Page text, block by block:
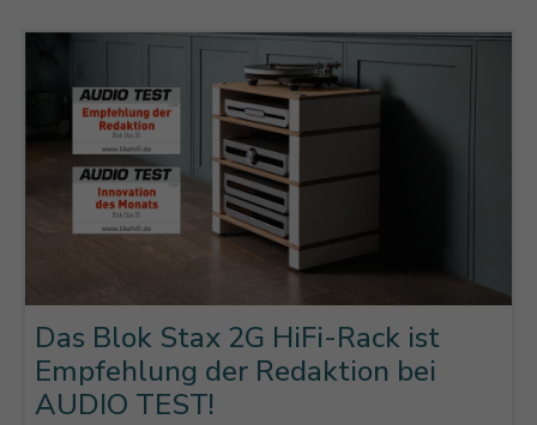
Modulares Konzept, clevere Ideen und
eine moderne, zeitlose Optik. Eben Blok
Stax 2G.
Das Blok Stax 2G HiFi-Rack ist
Empfehlung der Redaktion bei
AUDIO TEST!